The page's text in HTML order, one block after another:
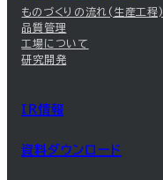
ものづくりの流れ(生産工程)
品質管理
工場について
研究開発
IR情報
資料ダウンロード